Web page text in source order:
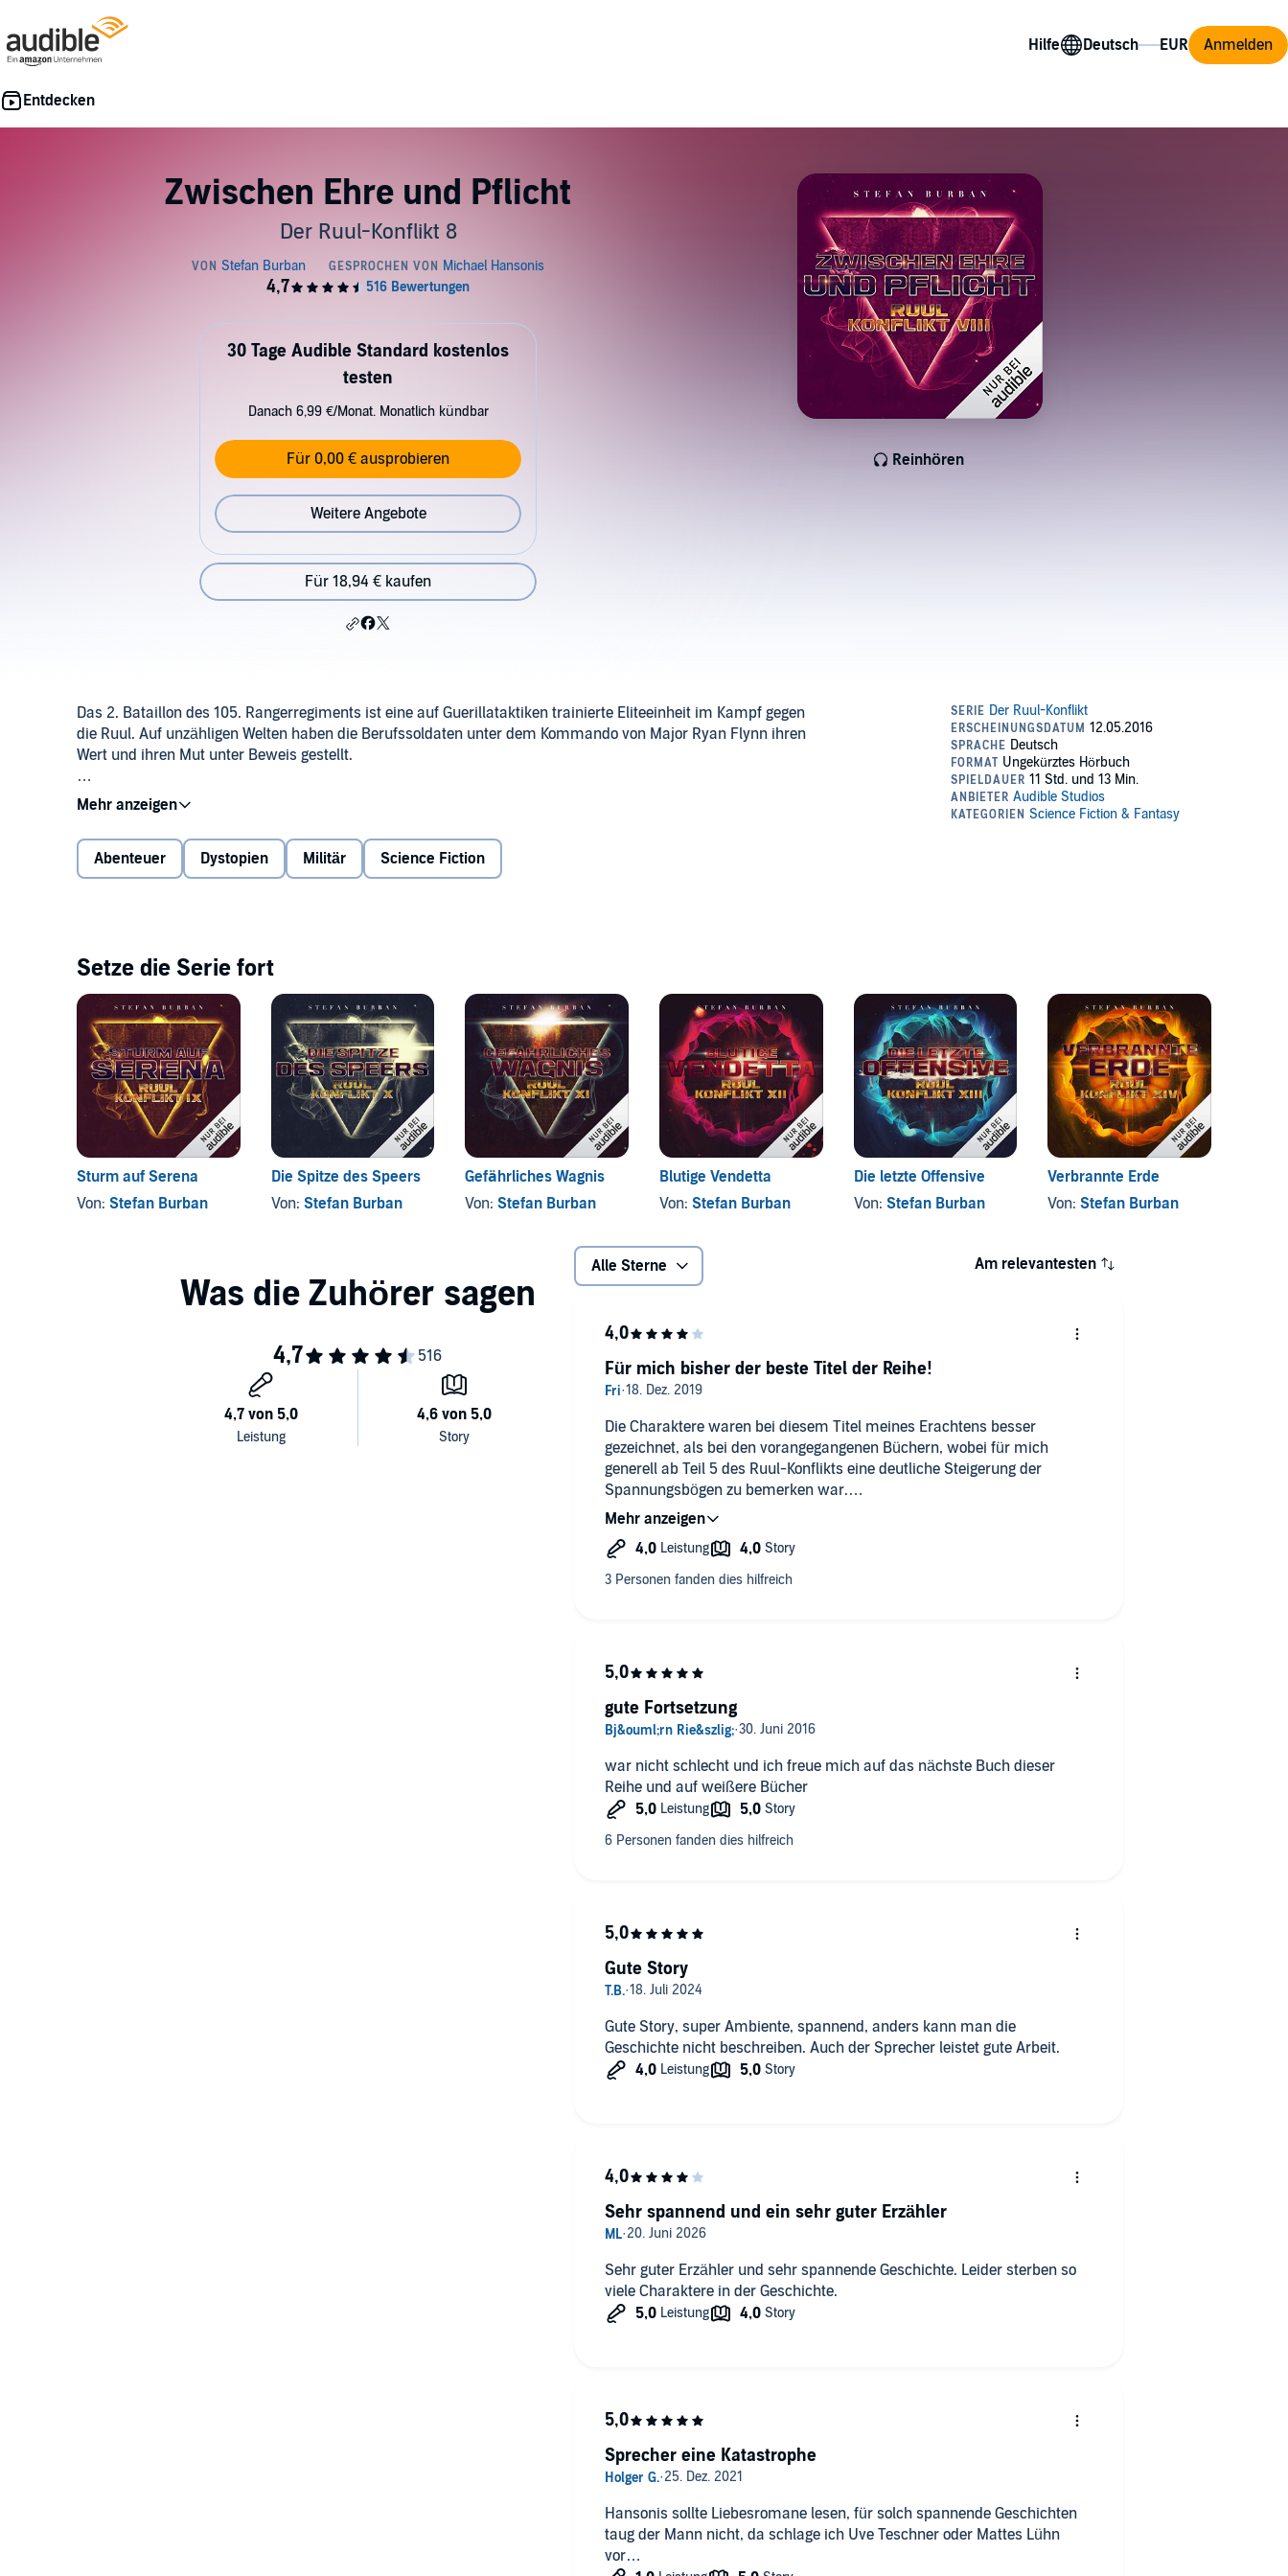
Hilfe Anmelden
Zwischen Ehre und Pflicht
Der Ruul-Konflikt 8
Reinhören
30 Tage Audible Standard kostenlos
testen
Danach 6,99 €/Monat. Monatlich kündbar
Für 0,00 € ausprobieren
Weitere Angebote
Für 18,94 € kaufen
Das 2. Bataillon des 105. Rangerregiments ist eine auf Guerillataktiken trainierte Eliteeinheit im Kampf gegen
die Ruul. Auf unzähligen Welten haben die Berufssoldaten unter dem Kommando von Major Ryan Flynn ihren
Wert und ihren Mut unter Beweis gestellt.
Umso frustrierter sind die Rangers, als sie dazu abkommandiert werden, die Miliz auf der abgelegenen
Maguire-Kolonie auszubilden. Trotz ihrer Abneigung und Verachtung für die schlecht ausgebildeten Soldaten
des Hinterwäldlerplaneten kommen sie ihrer Verpflichtung - wenn auch widerwillig - nach, nicht ahnend, dass
der Tod auf den Planeten zurollt.
>> Diese ungekürzte Hörbuch-Fassung genießt du exklusiv nur bei Audible.
©2015 Atlantis Verlag Guido Latz (P)2015 Audible Studios
Abenteuer Dystopien Militär Science Fiction
Setze die Serie fort
Sturm auf Serena
Von: Stefan Burban
Die Spitze des Speers
Von: Stefan Burban
Gefährliches Wagnis
Von:Stefan Burban
Blutige Vendetta
Von: Stefan Burban
Die letzte Offensive
Von: Stefan Burban
Verbrannte Erde
Von:Stefan Burban
Alle Sterne Am relevantesten
Die Charaktere waren bei diesem Titel meines Erachtens besser
gezeichnet, als bei den vorangegangenen Büchern, wobei für mich
generell ab Teil 5 des Ruul-Konflikts eine deutliche Steigerung der
Spannungsbögen zu bemerken war.
Klassische Military-SciFi, wie sie Spaß macht!
Für mich bisher der beste Titel der Reihe!
war nicht schlecht und ich freue mich auf das nächste Buch dieser
Reihe und auf weißere Bücher
gute Fortsetzung
Gute Story, super Ambiente, spannend, anders kann man die
Geschichte nicht beschreiben. Auch der Sprecher leistet gute Arbeit.
Gute Story
Sehr guter Erzähler und sehr spannende Geschichte. Leider sterben so
viele Charaktere in der Geschichte.
Sehr spannend und ein sehr guter Erzähler
Hansonis sollte Liebesromane lesen, für solch spannende Geschichten
taug der Mann nicht, da schlage ich Uve Teschner oder Mattes Lühn
vor…
Sprecher eine Katastrophe